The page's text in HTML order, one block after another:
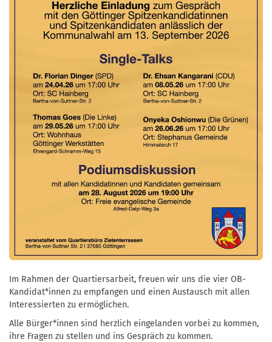
Im Rahmen der Quartiersarbeit, freuen wir uns die vier OB-
Kandidat*innen zu empfangen und einen Austausch mit allen
Interessierten zu ermöglichen.
Alle Bürger*innen sind herzlich eingelanden vorbei zu kommen,
ihre Fragen zu stellen und ins Gespräch zu kommen.